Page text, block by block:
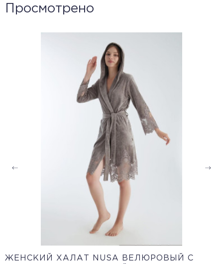
Просмотрено
ЖЕНСКИЙ ХАЛАТ NUSA ВЕЛЮРОВЫЙ С